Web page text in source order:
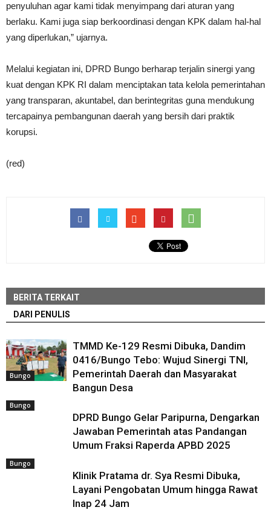
penyuluhan agar kami tidak menyimpang dari aturan yang
berlaku. Kami juga siap berkoordinasi dengan KPK dalam hal-hal
yang diperlukan,” ujarnya.
Melalui kegiatan ini, DPRD Bungo berharap terjalin sinergi yang
kuat dengan KPK RI dalam menciptakan tata kelola pemerintahan
yang transparan, akuntabel, dan berintegritas guna mendukung
tercapainya pembangunan daerah yang bersih dari praktik
korupsi.
(red)
BERITA TERKAIT
DARI PENULIS
Bungo
TMMD Ke-129 Resmi Dibuka, Dandim
0416/Bungo Tebo: Wujud Sinergi TNI,
Pemerintah Daerah dan Masyarakat
Bangun Desa
Bungo
DPRD Bungo Gelar Paripurna, Dengarkan
Jawaban Pemerintah atas Pandangan
Umum Fraksi Raperda APBD 2025
Bungo
Klinik Pratama dr. Sya Resmi Dibuka,
Layani Pengobatan Umum hingga Rawat
Inap 24 Jam